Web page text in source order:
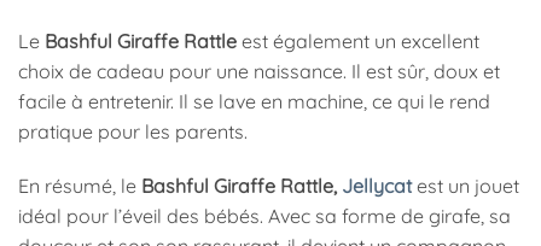
Le Bashful Giraffe Rattle est également un excellent
choix de cadeau pour une naissance. Il est sûr, doux et
facile à entretenir. Il se lave en machine, ce qui le rend
pratique pour les parents.
En résumé, le Bashful Giraffe Rattle, Jellycatest un jouet
idéal pour l’éveil des bébés. Avec sa forme de girafe, sa